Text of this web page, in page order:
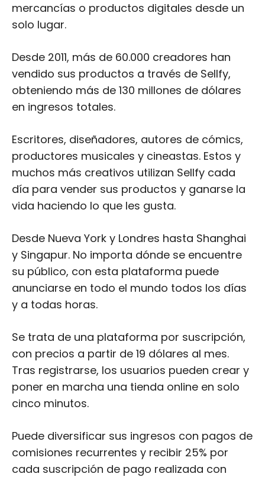
mercancías o productos digitales desde un
solo lugar.
Desde 2011, más de 60.000 creadores han
vendido sus productos a través de Sellfy,
obteniendo más de 130 millones de dólares
en ingresos totales.
Escritores, diseñadores, autores de cómics,
productores musicales y cineastas. Estos y
muchos más creativos utilizan Sellfy cada
día para vender sus productos y ganarse la
vida haciendo lo que les gusta.
Desde Nueva York y Londres hasta Shanghai
y Singapur. No importa dónde se encuentre
su público, con esta plataforma puede
anunciarse en todo el mundo todos los días
y a todas horas.
Se trata de una plataforma por suscripción,
con precios a partir de 19 dólares al mes.
Tras registrarse, los usuarios pueden crear y
poner en marcha una tienda online en solo
cinco minutos.
Puede diversificar sus ingresos con pagos de
comisiones recurrentes y recibir 25% por
cada suscripción de pago realizada con